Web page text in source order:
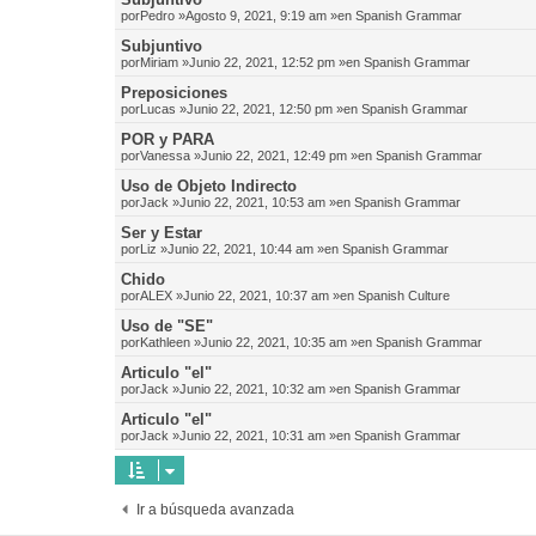
porPedro »Agosto 9, 2021, 9:19 am »en Spanish Grammar
Subjuntivo
porMiriam »Junio 22, 2021, 12:52 pm »en Spanish Grammar
Preposiciones
porLucas »Junio 22, 2021, 12:50 pm »en Spanish Grammar
POR y PARA
porVanessa »Junio 22, 2021, 12:49 pm »en Spanish Grammar
Uso de Objeto Indirecto
porJack »Junio 22, 2021, 10:53 am »en Spanish Grammar
Ser y Estar
porLiz »Junio 22, 2021, 10:44 am »en Spanish Grammar
Chido
porALEX »Junio 22, 2021, 10:37 am »en Spanish Culture
Uso de "SE"
porKathleen »Junio 22, 2021, 10:35 am »en Spanish Grammar
Articulo "el"
porJack »Junio 22, 2021, 10:32 am »en Spanish Grammar
Articulo "el"
porJack »Junio 22, 2021, 10:31 am »en Spanish Grammar
Ir a búsqueda avanzada